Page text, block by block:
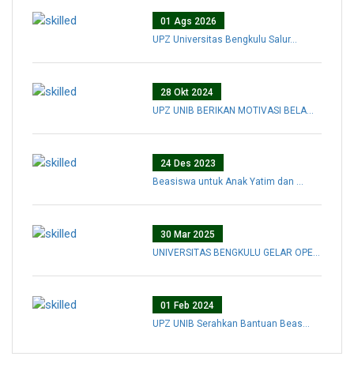
01 Ags 2026
UPZ Universitas Bengkulu Salur...
28 Okt 2024
UPZ UNIB BERIKAN MOTIVASI BELA...
24 Des 2023
Beasiswa untuk Anak Yatim dan ...
30 Mar 2025
UNIVERSITAS BENGKULU GELAR OPE...
01 Feb 2024
UPZ UNIB Serahkan Bantuan Beas...